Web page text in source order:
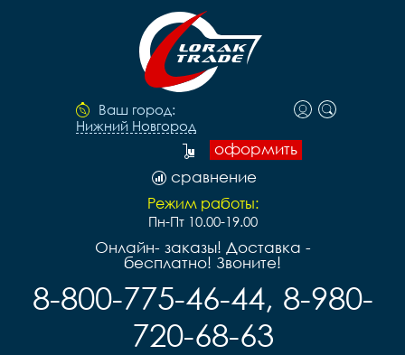
Ваш город:
Нижний Новгород
оформить
сравнение
Режим работы:
Пн-Пт 10.00-19.00
Онлайн- заказы! Доставка -
бесплатно! Звоните!
8-800-775-46-44, 8-980-
720-68-63